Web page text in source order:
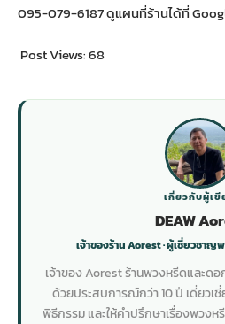
095-079-6187 ดูแผนที่ร้านได้ที่
Post Views:68
เกี่ยวกับผู้เขี
DEAW
เจ้าของร้าน Aorest · ผู้เชี่ยวชา
เจ้าของ Aorest ร้านพวงหรีดและด
ด้วยประสบการณ์กว่า 10 ปี เดี่ยวเ
พิธีกรรม และให้คำปรึกษาเรื่องพวง